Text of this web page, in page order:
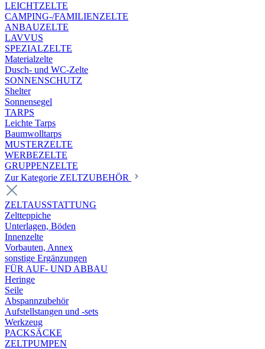
LEICHTZELTE
CAMPING-/FAMILIENZELTE
ANBAUZELTE
LAVVUS
SPEZIALZELTE
Materialzelte
Dusch- und WC-Zelte
SONNENSCHUTZ
Shelter
Sonnensegel
TARPS
Leichte Tarps
Baumwolltarps
MUSTERZELTE
WERBEZELTE
GRUPPENZELTE
Zur Kategorie ZELTZUBEHÖR
ZELTAUSSTATTUNG
Zeltteppiche
Unterlagen, Böden
Innenzelte
Vorbauten, Annex
sonstige Ergänzungen
FÜR AUF- UND ABBAU
Heringe
Seile
Abspannzubehör
Aufstellstangen und -sets
Werkzeug
PACKSÄCKE
ZELTPUMPEN